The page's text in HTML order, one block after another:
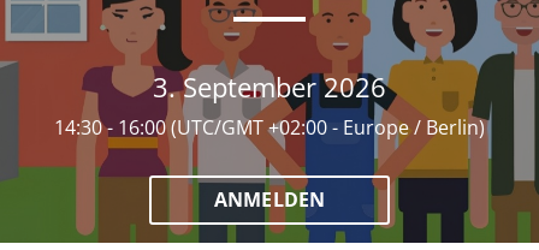
3. September 2026
14:30 - 16:00(UTC/GMT +02:00 - Europe / Berlin)
ANMELDEN